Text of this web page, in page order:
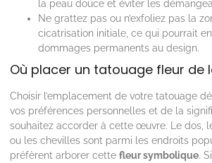
la peau douce et éviter les
Ne grattez pas ou n’exfoliez pas la
cicatrisation initiale, ce qui pourrait
dommages permanents au design.
Où placer un tatouage fleur de
Choisir l’emplacement de votre tatouage
vos préférences personnelles et de la
souhaitez accorder à cette œuvre. Le dos,
ou les chevilles sont parmi les endroits
préfèrent arborer cette fleur symbolique.